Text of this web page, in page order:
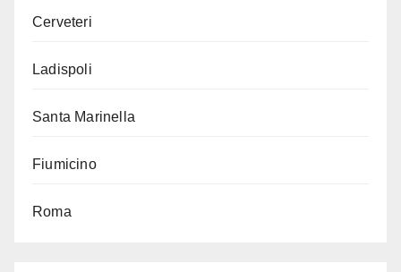
Cerveteri
Ladispoli
Santa Marinella
Fiumicino
Roma